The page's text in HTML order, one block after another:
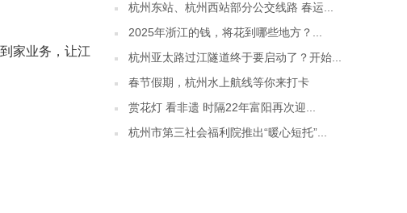
家业务，让江
杭州东站、杭州西站部分公交线路 春运...
2025年浙江的钱，将花到哪些地方？...
杭州亚太路过江隧道终于要启动了？开始...
春节假期，杭州水上航线等你来打卡
赏花灯 看非遗 时隔22年富阳再次迎...
杭州市第三社会福利院推出“暖心短托”...